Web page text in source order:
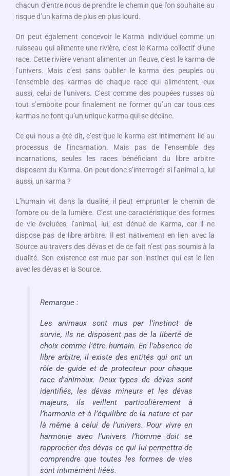
chacun d’entre nous de prendre le chemin que l’on souhaite au
risque d’un karma de plus en plus lourd.
On peut également concevoir le Karma individuel comme un
ruisseau qui alimente une rivière, c’est le Karma collectif d’une
race. Cette rivière venant alimenter un fleuve, c’est le karma de
l’univers. Mais c’est sans oublier le karma des peuples ou
l’ensemble des karmas de chaque race qui alimentent, eux
aussi, celui de l’univers. C’est comme des poupées russes où
tout s’emboite pour finalement ne former qu’un car tous ces
karmas ne font qu’un unique karma qui se décline.
Ce qui nous a été dit, c’est que le karma est intimement lié au
processus de l’incarnation. Mais pas de l’ensemble des
incarnations, seules les races bénéficiant du libre arbitre
disposent du Karma. On peut donc s’interroger si l’animal a, lui
aussi, un karma ?
L’humain vit dans la dualité, il peut emprunter le chemin de
l’ombre ou de la lumière. C’est une caractéristique des formes
de vie évoluées, l’animal, lui, est dénué de Karma, car il ne
dispose pas de libre arbitre. Il est nativement en lien avec la
Source au travers des dévas et de ce fait n’est pas soumis à la
dualité. Son existence est mue par son instinct qui est le lien
avec les dévas et la Source.
Remarque :
Les animaux sont mus par l’instinct de
survie, ils ne disposent pas de la liberté de
choix comme l’être humain. En l’absence de
libre arbitre, il existe des entités qui ont un
rôle de guide et de protecteur pour chaque
race d’animaux. Deux types de dévas sont
identifiés, les dévas mineurs et les dévas
majeurs, ils veillent particulièrement à
l’harmonie et à l’équilibre de la nature et par
là même à celui de l’univers. Pour vivre en
harmonie avec l’univers l’homme doit se
rapprocher des dévas ce qui lui permettra de
comprendre que toutes les formes de vies
sont intimement liées.